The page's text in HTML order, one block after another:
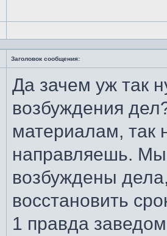
Заголовок сообщения:
Да зачем уж так
возбуждения
материалам, так
направляешь. Мы
возбуждены
восстановить
1 правда